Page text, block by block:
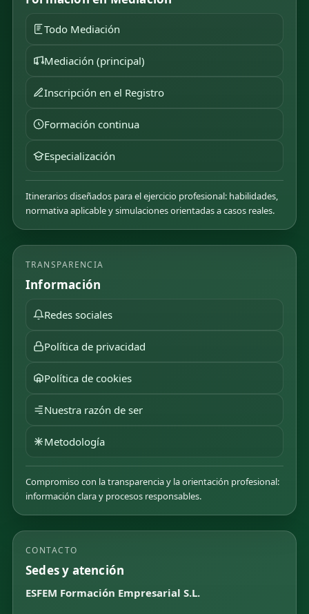
Todo Mediación
Mediación (principal)
Inscripción en el Registro
Formación continua
Especialización
Itinerarios diseñados para el ejercicio profesional: habilidades,
normativa aplicable y simulaciones orientadas a casos reales.
TRANSPARENCIA
Información
Redes sociales
Política de privacidad
Política de cookies
Nuestra razón de ser
Metodología
Compromiso con la transparencia y la orientación profesional:
información clara y procesos responsables.
CONTACTO
Sedes y atención
ESFEM Formación Empresarial S.L.